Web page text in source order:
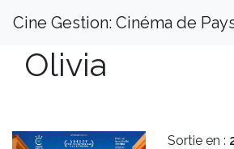
Cine Gestion: Cinéma de
Olivia
Sortie en :